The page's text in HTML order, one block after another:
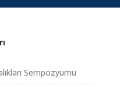
Sempozyumu